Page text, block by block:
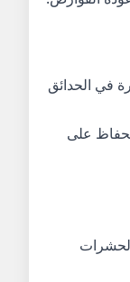
في الحدائق
على